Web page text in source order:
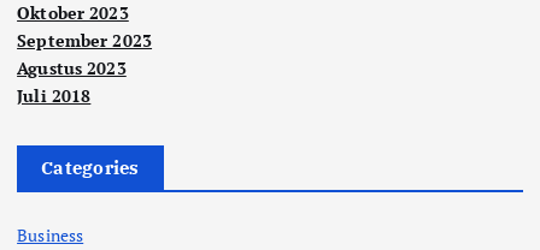
Oktober 2023
September 2023
Agustus 2023
Juli 2018
Categories
Business